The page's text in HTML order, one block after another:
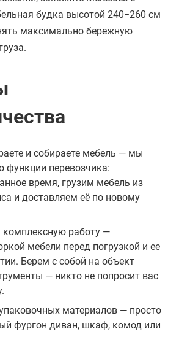
будка высотой 240−260 см
максимально бережную
и собираете мебель — мы
функции перевозчика:
время, грузим мебель из
и доставляем её по новому
работу —
мебели перед погрузкой и ее
Берем с собой на объект
— никто не попросит вас
материалов — просто
фургон диван, шкаф, комод или